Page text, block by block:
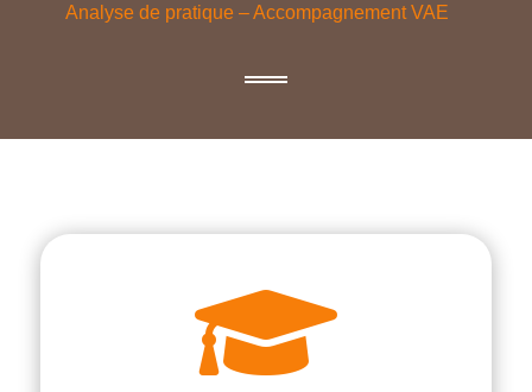
Analyse de pratique – Accompagnement VAE
